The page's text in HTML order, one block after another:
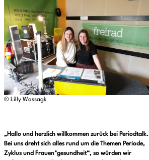
© Lilly Wossagk
„Hallo und herzlich willkommen zurück bei Periodtalk.
Bei uns dreht sich alles rund um die Themen Periode,
Zyklus und Frauen*gesundheit“, so würden wir